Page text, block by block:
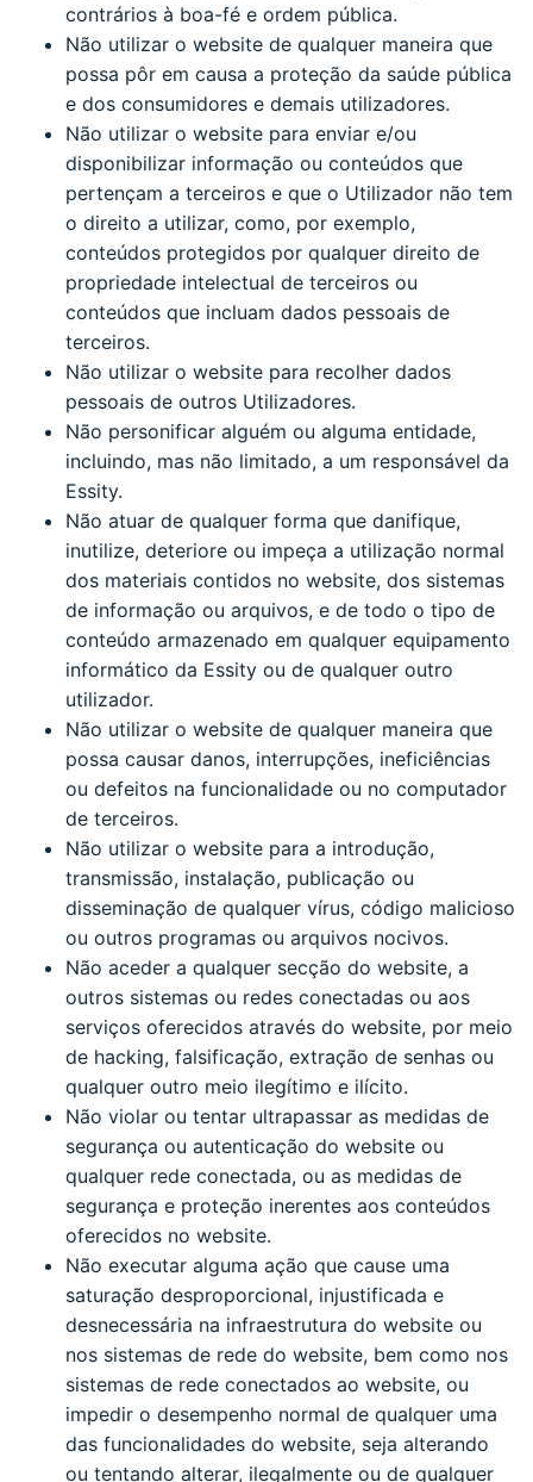
contrários à boa-fé e ordem pública.
Não utilizar o website de qualquer maneira que
possa pôr em causa a proteção da saúde pública
e dos consumidores e demais utilizadores.
Não utilizar o website para enviar e/ou
disponibilizar informação ou conteúdos que
pertençam a terceiros e que o Utilizador não tem
o direito a utilizar, como, por exemplo,
conteúdos protegidos por qualquer direito de
propriedade intelectual de terceiros ou
conteúdos que incluam dados pessoais de
terceiros.
Não utilizar o website para recolher dados
pessoais de outros Utilizadores.
Não personificar alguém ou alguma entidade,
incluindo, mas não limitado, a um responsável da
Essity.
Não atuar de qualquer forma que danifique,
inutilize, deteriore ou impeça a utilização normal
dos materiais contidos no website, dos sistemas
de informação ou arquivos, e de todo o tipo de
conteúdo armazenado em qualquer equipamento
informático da Essity ou de qualquer outro
utilizador.
Não utilizar o website de qualquer maneira que
possa causar danos, interrupções, ineficiências
ou defeitos na funcionalidade ou no computador
de terceiros.
Não utilizar o website para a introdução,
transmissão, instalação, publicação ou
disseminação de qualquer vírus, código malicioso
ou outros programas ou arquivos nocivos.
Não aceder a qualquer secção do website, a
outros sistemas ou redes conectadas ou aos
serviços oferecidos através do website, por meio
de hacking, falsificação, extração de senhas ou
qualquer outro meio ilegítimo e ilícito.
Não violar ou tentar ultrapassar as medidas de
segurança ou autenticação do website ou
qualquer rede conectada, ou as medidas de
segurança e proteção inerentes aos conteúdos
oferecidos no website.
Não executar alguma ação que cause uma
saturação desproporcional, injustificada e
desnecessária na infraestrutura do website ou
nos sistemas de rede do website, bem como nos
sistemas de rede conectados ao website, ou
impedir o desempenho normal de qualquer uma
das funcionalidades do website, seja alterando
ou tentando alterar, ilegalmente ou de qualquer